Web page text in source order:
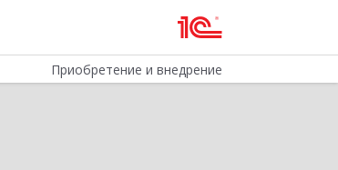
Приобретение и внедрение